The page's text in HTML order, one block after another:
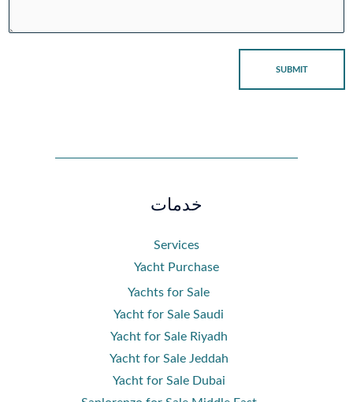
SUBMIT
خدمات
Services
Yacht Purchase
Yachts for Sale
Yacht for Sale Saudi
Yacht for Sale Riyadh
Yacht for Sale Jeddah
Yacht for Sale Dubai